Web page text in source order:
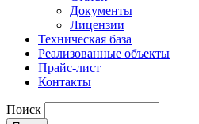
Документы
Лицензии
Техническая база
Реализованные объекты
Прайс-лист
Контакты
Поиск